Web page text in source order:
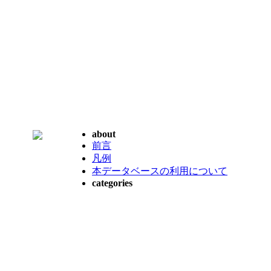
about
前言
凡例
本データベースの利用について
categories